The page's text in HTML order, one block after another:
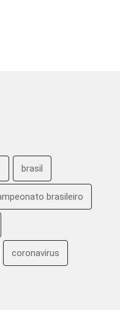
brasil
brasileiro
coronavirus